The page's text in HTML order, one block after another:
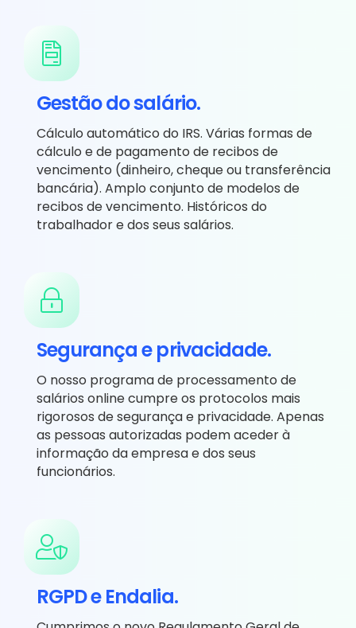
Gestão do salário.
Cálculo automático do IRS. Várias formas de
cálculo e de pagamento de recibos de
vencimento (dinheiro, cheque ou transferência
bancária). Amplo conjunto de modelos de
recibos de vencimento. Históricos do
trabalhador e dos seus salários.
Segurança e privacidade.
O nosso programa de processamento de
salários online cumpre os protocolos mais
rigorosos de segurança e privacidade. Apenas
as pessoas autorizadas podem aceder à
informação da empresa e dos seus
funcionários.
RGPD e Endalia.